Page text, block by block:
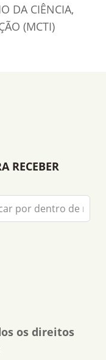
DA CIÊNCIA,
(MCTI)
RECEBER
os direitos